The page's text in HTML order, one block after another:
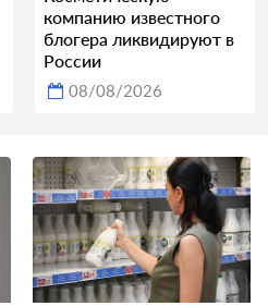
компанию известного
блогера ликвидируют в
России
08/08/2026